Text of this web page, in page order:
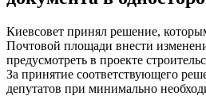
Киевсовет принял решение,
Почтовой площади внести
предусмотреть в проекте
За принятие соответствующего
депутатов при минимально